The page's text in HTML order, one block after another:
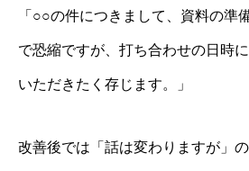
「○○の件につきまして、資料の準
で恐縮ですが、打ち合わせの日時
いただきたく存じます。」
改善後では「話は変わりますが」